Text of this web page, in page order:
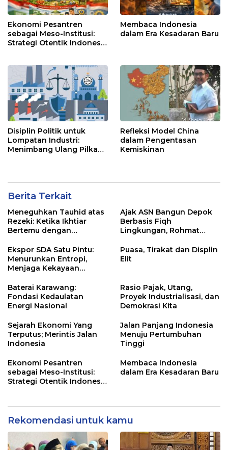
Ekonomi Pesantren
sebagai Meso-Institusi:
Strategi Otentik Indonesia
Membaca Indonesia
dalam Era Kesadaran Baru
Disiplin Politik untuk
Lompatan Industri:
Menimbang Ulang Pilkada
Refleksi Model China
dalam Pengentasan
Kemiskinan
Berita Terkait
Meneguhkan Tauhid atas
Rezeki: Ketika Ikhtiar
Bertemu dengan
Ajak ASN Bangun Depok
Berbasis Fiqh
Lingkungan, Rohmat
Kurikulum untuk PAUD
hingga SMP
Ekspor SDA Satu Pintu:
Menurunkan Entropi,
Menjaga Kekayaan
Puasa, Tirakat dan Displin
Elit
Baterai Karawang:
Fondasi Kedaulatan
Energi Nasional
Rasio Pajak, Utang,
Proyek Industrialisasi, dan
Demokrasi Kita
Sejarah Ekonomi Yang
Terputus; Merintis Jalan
Indonesia
Jalan Panjang Indonesia
Menuju Pertumbuhan
Tinggi
Ekonomi Pesantren
sebagai Meso-Institusi:
Strategi Otentik Indonesia
Membaca Indonesia
dalam Era Kesadaran Baru
Rekomendasi untuk kamu